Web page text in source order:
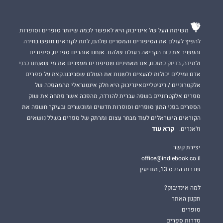
משימת העל של אינדיבוק היא לאפשר לכמה שיותר סופרים וסופרות
להפיץ לעולם את הסיפורים והמסרים שלהם, לתת לקוראים חופש בחירה
והעשיר את כוח הקריאה בעולם שלהם. אנחנו אוהבים ספרים, סיפורים
ולמידה, בדיוק כמוכם, אנו מאמינים שסיפורים מעצבים את מי שאנחנו כבני
אדם ומילים יכולות להעצים ולשנות את העולם שסביבנו.קצת על ספרים
אלקטרוניים / דיגיטלייםאינדיבוק היא חלק אינטגראלי מהמהפכה של
ספרים אלקטרוניים בשפה עברית להורדה, מהפכה אשר פתחה את שוק
הספרים בפני המון סופרים וסופרות חדשים ומוכשרים ובעיקר חשפה את
הקוראים הישראלים לעוד מבחר עצום ומרתק של ספרים בשלל נושאים
וז'אנרים.
קרא עוד
יצירת קשר
office@indiebook.co.il
שדרות הרכס 13, מודיעין
למה אינדיבוק?
תקנון האתר
סופרים
סדרות ספרים